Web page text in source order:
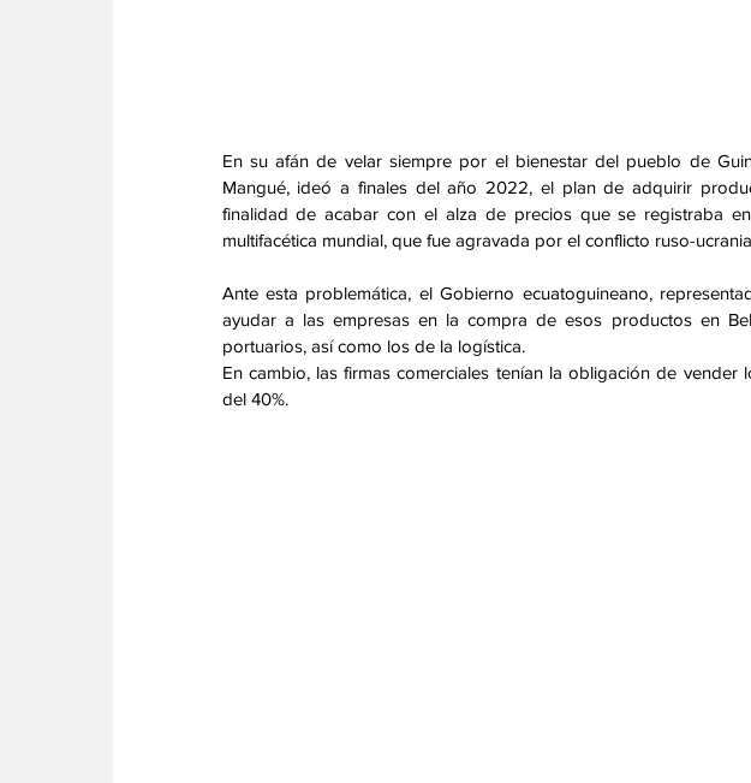
En su afán de velar siempre por el bienestar del pueblo de
Mangué, ideó a finales del año 2022, el plan de adquirir
finalidad de acabar con el alza de precios que se registraba
multifacética mundial, que fue agravada por el conflicto ruso-
Ante esta problemática, el Gobierno ecuatoguineano,
ayudar a las empresas en la compra de esos productos en
portuarios, así como los de la logística.
En cambio, las firmas comerciales tenían la obligación de
del 40%.